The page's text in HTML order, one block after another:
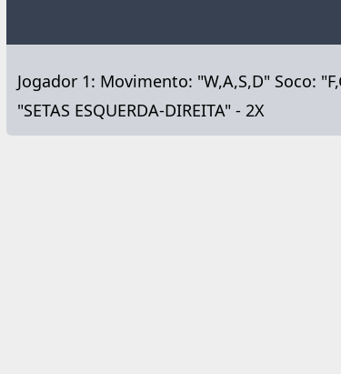
Jogador 1: Movimento: "W,A,S,D" Soco:
"SETAS ESQUERDA-DIREITA" - 2X